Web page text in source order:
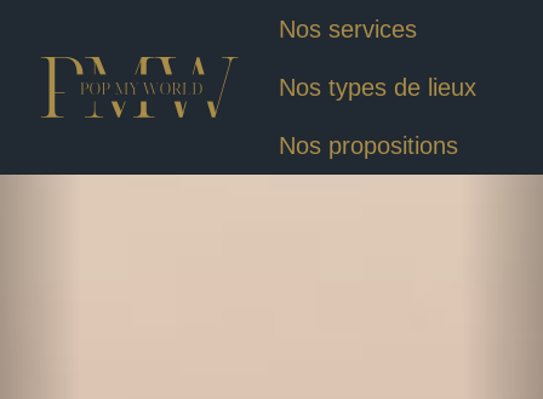
Nos services
Nos types de lieux
Nos propositions